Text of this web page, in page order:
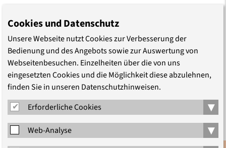
Geflohenen: Loslassen und weglaufen scheine aus der
friedlichen Ferne nichts Großes zu sein. In ihren Augen
ist es - abgesehen von dem Verlust eines Angehörigen -
dagegen „die schwierigste und existenziellste Erfahrung,
die ein Mensch machen kann“. Es gebe keine größere
Katastrophe, als das Dach über dem Kopf zu verlieren
und gehen zu müssen. Die Geflüchteten wirkten
gedemütigt und verloren, „denn sie haben etwas
verloren, das sie ein Leben lang betrauern werden:
Cookies und Datenschutz
Unsere Webseite nutzt Cookies zur Verbesserung der
Bedienung und des Angebots sowie zur Auswertung von
Webseitenbesuchen. Einzelheiten über die von uns
eingesetzten Cookies und die Möglichkeit diese abzulehnen,
finden Sie in unseren Datenschutzhinweisen.
Erforderliche Cookies
▾
Web-Analyse ▾